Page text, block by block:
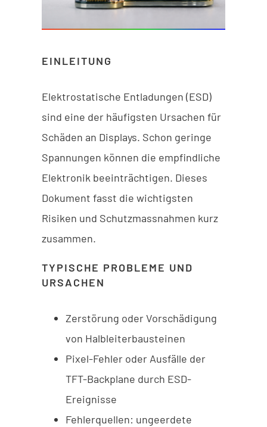
EINLEITUNG
Elektrostatische Entladungen (ESD)
sind eine der häufigsten Ursachen für
Schäden an Displays. Schon geringe
Spannungen können die empfindliche
Elektronik beeinträchtigen. Dieses
Dokument fasst die wichtigsten
Risiken und Schutzmassnahmen kurz
zusammen.
TYPISCHE PROBLEME UND
URSACHEN
Zerstörung oder Vorschädigung
von Halbleiterbausteinen
Pixel-Fehler oder Ausfälle der
TFT-Backplane durch ESD-
Ereignisse
Fehlerquellen: ungeerdete